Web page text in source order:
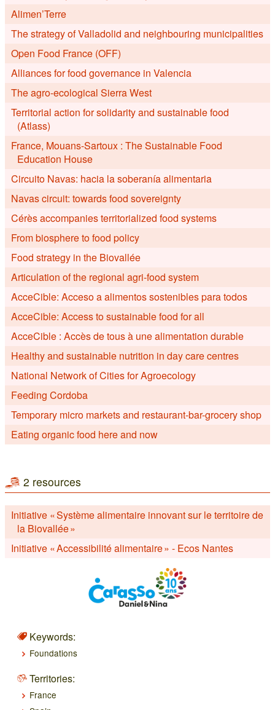
Alimen’Terre
The strategy of Valladolid and neighbouring municipalities
Open Food France (OFF)
Alliances for food governance in Valencia
The agro-ecological Sierra West
Territorial action for solidarity and sustainable food
(Atlass)
France, Mouans-Sartoux : The Sustainable Food
Education House
Circuito Navas: hacia la soberanía alimentaria
Navas circuit: towards food sovereignty
Cérès accompanies territorialized food systems
From biosphere to food policy
Food strategy in the Biovallée
Articulation of the regional agri-food system
AcceCible: Acceso a alimentos sostenibles para todos
AcceCible: Access to sustainable food for all
AcceCible : Accès de tous à une alimentation durable
Healthy and sustainable nutrition in day care centres
National Network of Cities for Agroecology
Feeding Cordoba
Temporary micro markets and restaurant-bar-grocery shop
Eating organic food here and now
2 resources
Initiative « Système alimentaire innovant sur le territoire de
la Biovallée »
Initiative « Accessibilité alimentaire » - Ecos Nantes
Keywords:
Foundations
Territories:
France